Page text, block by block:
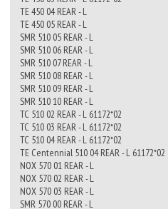
TE 450 04 REAR - L
TE 450 05 REAR - L
SMR 510 05 REAR - L
SMR 510 06 REAR - L
SMR 510 07 REAR - L
SMR 510 08 REAR - L
SMR 510 09 REAR - L
SMR 510 10 REAR - L
TC 510 02 REAR - L 61172*02
TC 510 03 REAR - L 61172*02
TC 510 04 REAR - L 61172*02
TE Centennial 510 04 REAR - L 61172*02
NOX 570 01 REAR - L
NOX 570 02 REAR - L
NOX 570 03 REAR - L
SMR 570 00 REAR - L